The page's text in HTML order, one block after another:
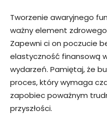
Tworzenie awaryjnego
ważny element
Zapewni ci on poczucie
elastyczność finansową
wydarzeń. Pamiętaj, że
proces, który wymaga
zapobiec poważnym
przyszłości.